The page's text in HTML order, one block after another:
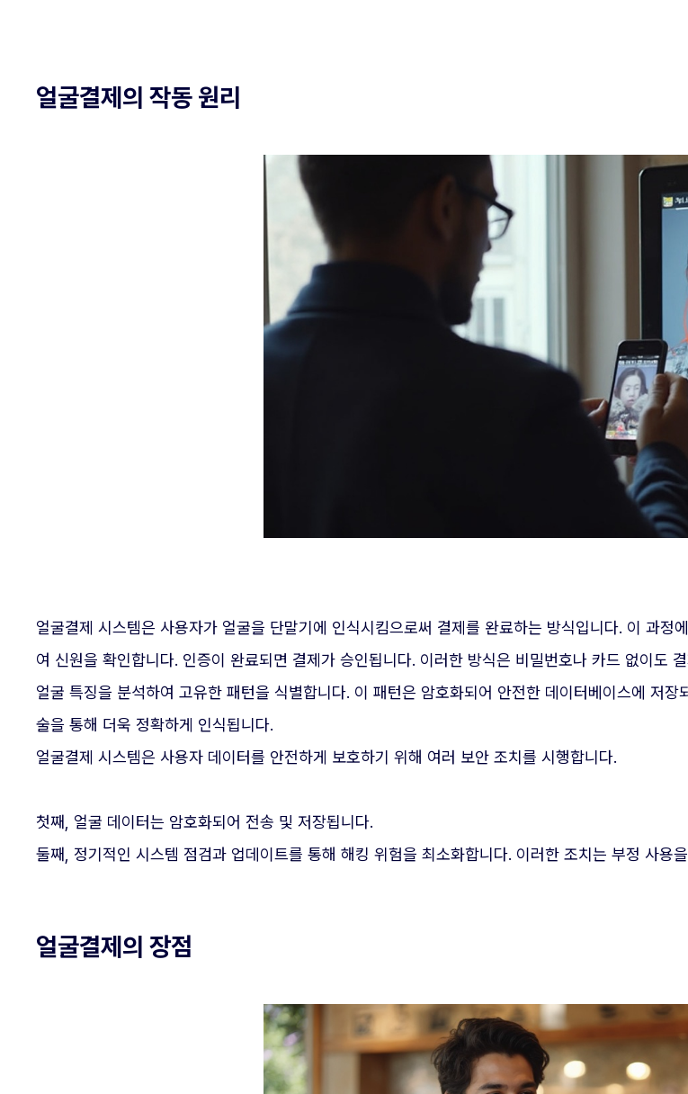
얼굴결제의 작동 원리
얼굴결제 시스템은 사용자가 얼굴을 단말기에 인식시킴으로써 결제를 완료하는 방식입니다. 이 과
여 신원을 확인합니다. 인증이 완료되면 결제가 승인됩니다. 이러한 방식은 비밀번호나 카드 없이도
얼굴 특징을 분석하여 고유한 패턴을 식별합니다. 이 패턴은 암호화되어 안전한 데이터베이스에 저
술을 통해 더욱 정확하게 인식됩니다.
얼굴결제 시스템은 사용자 데이터를 안전하게 보호하기 위해 여러 보안 조치를 시행합니다.
첫째, 얼굴 데이터는 암호화되어 전송 및 저장됩니다.
둘째, 정기적인 시스템 점검과 업데이트를 통해 해킹 위험을 최소화합니다. 이러한 조치는 부정 사용
얼굴결제의 장점